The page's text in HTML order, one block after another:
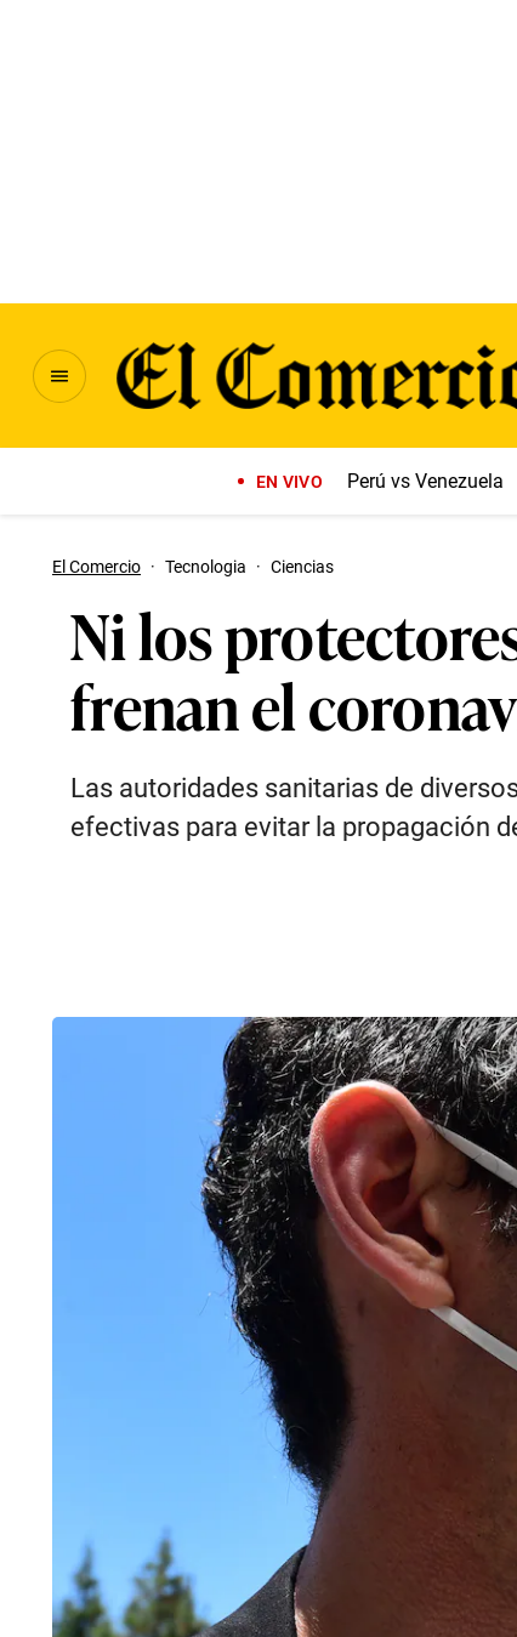
EN VIVO Perú vs Venezuela
El Comercio · Tecnologia · Ciencias
Ni los
frenan el
Las autoridades sanitarias de
efectivas para evitar la propagación